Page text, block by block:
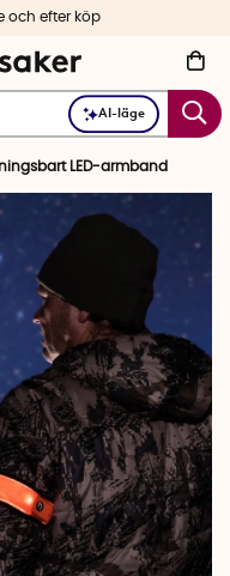
AI-läge
och efter köp
LED-armband